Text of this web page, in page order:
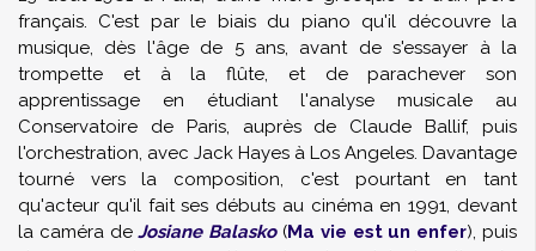
français. C'est par le biais du piano qu'il découvre la
musique, dès l'âge de 5 ans, avant de s'essayer à la
trompette et à la flûte, et de parachever son
apprentissage en étudiant l'analyse musicale au
Conservatoire de Paris, auprès de Claude Ballif, puis
l'orchestration, avec Jack Hayes à Los Angeles. Davantage
tourné vers la composition, c'est pourtant en tant
qu'acteur qu'il fait ses débuts au cinéma en 1991, devant
la caméra deJosiane Balasko(Ma vie est un enfer), puis